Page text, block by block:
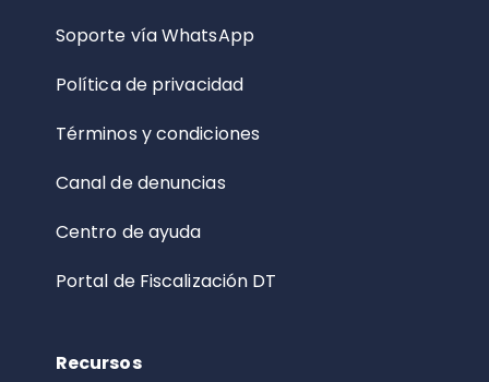
Soporte vía WhatsApp
Política de privacidad
Términos y condiciones
Canal de denuncias
Centro de ayuda
Portal de Fiscalización DT
Recursos